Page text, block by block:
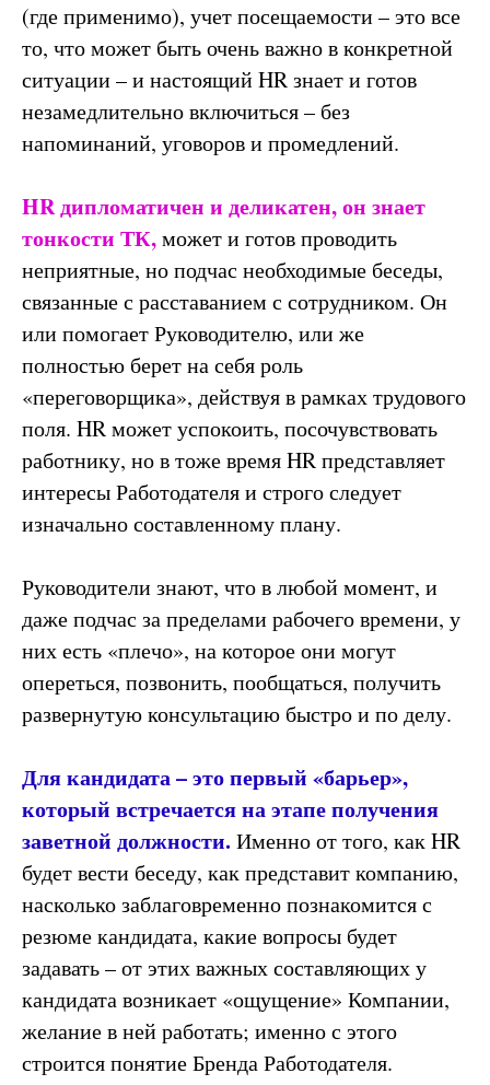
(где применимо), учет посещаемости – это все
то, что может быть очень важно в конкретной
ситуации – и настоящий HR знает и готов
незамедлительно включиться – без
напоминаний, уговоров и промедлений.
HR дипломатичен и деликатен, он знает
тонкости ТК,может и готов проводить
неприятные, но подчас необходимые беседы,
связанные с расставанием с сотрудником. Он
или помогает Руководителю, или же
полностью берет на себя роль
«переговорщика», действуя в рамках трудового
поля. HR может успокоить, посочувствовать
работнику, но в тоже время HR представляет
интересы Работодателя и строгоследует
изначально составленному плану.
Руководители знают, что в любой момент, и
даже подчас за пределами рабочего времени, у
них есть «плечо», на которое они могут
опереться, позвонить, пообщаться, получить
развернутую консультацию быстро и по делу.
Для кандидата – это первый «барьер»,
который встречается на этапе получения
заветной должности. Именно от того, как HR
будет вести беседу, как представит компанию,
насколько заблаговременно познакомится с
резюме кандидата, какие вопросы будет
задавать – от этих важных составляющих у
кандидата возникает «ощущение» Компании,
желание в ней работать; именно с этого
строится понятие Бренда Работодателя.